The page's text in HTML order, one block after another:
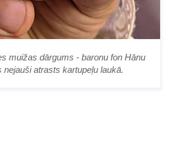
muižas dārgums - baronu fon Hānu
nejauši atrasts kartupeļu laukā.